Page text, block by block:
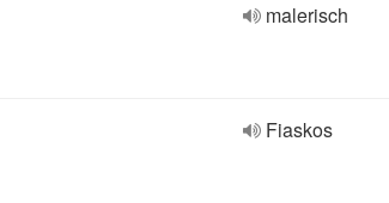
malerisch
Fiaskos